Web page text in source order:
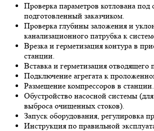
Проверка параметров котлована под
подготовленный заказчиком.
Проверка глубины заложения и
канализационного патрубка к
Врезка и герметизация контура в
станции.
Вставка и герметизация отводящего
Подключение агрегата к
Размещение компрессоров в станции.
Обустройство насосной системы
выброса очищенных стоков).
Запуск оборудования, регулировка
Инструкция по правильной